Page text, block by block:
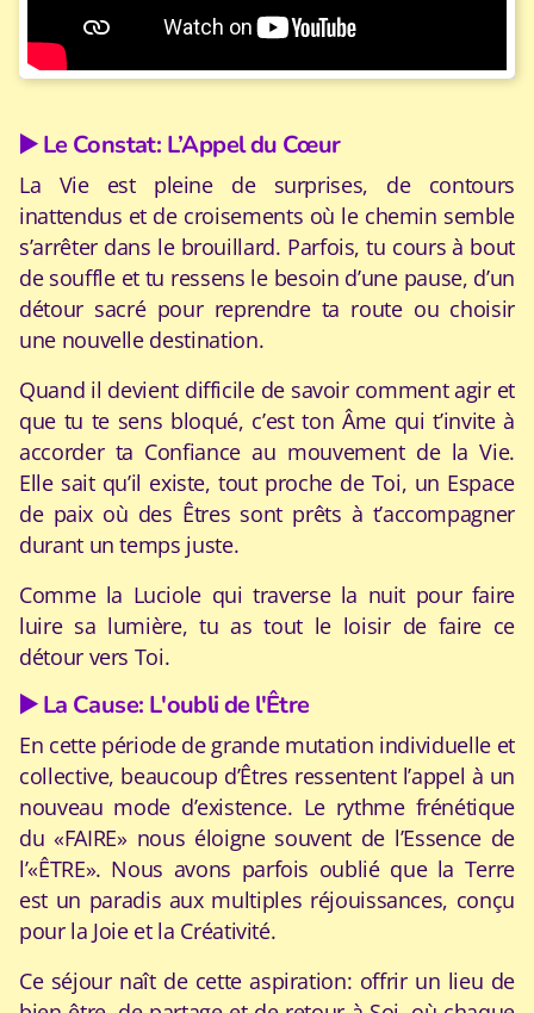
▶️ Le Constat: L’Appel du Cœur
La Vie est pleine de surprises, de contours
inattendus et de croisements où le chemin semble
s’arrêter dans le brouillard. Parfois, tu cours à bout
de souffle et tu ressens le besoin d’une pause, d’un
détour sacré pour reprendre ta route ou choisir
une nouvelle destination.
Quand il devient difficile de savoir comment agir et
que tu te sens bloqué, c’est ton Âme qui t’invite à
accorder ta Confiance au mouvement de la Vie.
Elle sait qu’il existe, tout proche de Toi, un Espace
de paix où des Êtres sont prêts à t’accompagner
durant un temps juste.
Comme la Luciole qui traverse la nuit pour faire
luire sa lumière, tu as tout le loisir de faire ce
détour vers Toi.
▶️ La Cause: L'oubli de l'Être
En cette période de grande mutation individuelle et
collective, beaucoup d’Êtres ressentent l’appel à un
nouveau mode d’existence. Le rythme frénétique
du «FAIRE» nous éloigne souvent de l’Essence de
l’«ÊTRE». Nous avons parfois oublié que la Terre
est un paradis aux multiples réjouissances, conçu
pour la Joie et la Créativité.
Ce séjour naît de cette aspiration: offrir un lieu de